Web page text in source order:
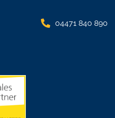
04471 840 890